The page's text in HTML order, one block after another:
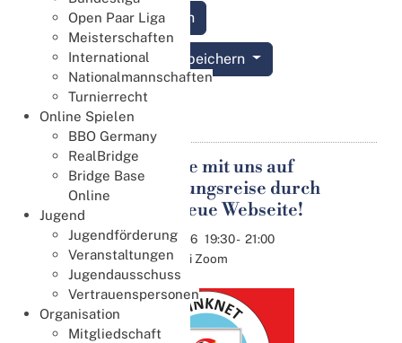
Open Paar Liga
Meisterschaften
International
Nationalmannschaften
Turnierrecht
Online Spielen
BBO Germany
RealBridge
Bridge Base
Online
Jugend
Jugendförderung
Veranstaltungen
Jugendausschuss
Vertrauenspersonen
Organisation
Mitgliedschaft
Anmelden
Termin speichern
Details
19
Aug.
Gehen Sie mit uns auf
Entdeckungsreise durch
unsere neue Webseite!
19.08.2026 19:30- 21:00
Online bei Zoom